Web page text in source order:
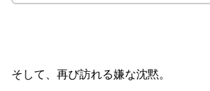
そして、再び訪れる嫌な沈黙。